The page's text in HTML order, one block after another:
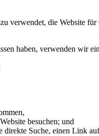
verwendet, die Website für
haben, verwenden wir
besuchen; und
direkte Suche, einen Link